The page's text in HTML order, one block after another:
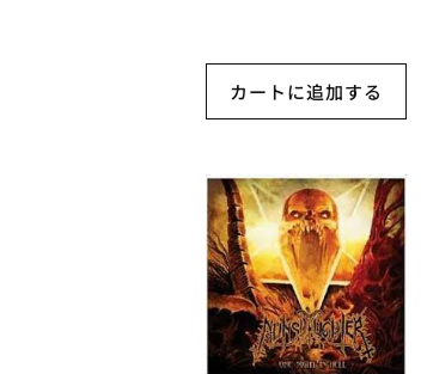
カートに追加する